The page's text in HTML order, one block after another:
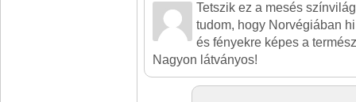
Tetszik ez a mesés
tudom, hogy Norvégiában
és fényekre képes a
Nagyon látványos!